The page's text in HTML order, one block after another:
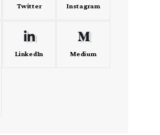
Twitter Instagram
LinkedIn Medium